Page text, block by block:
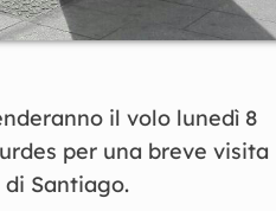
il volo lunedì 8
per una breve visita
Santiago.